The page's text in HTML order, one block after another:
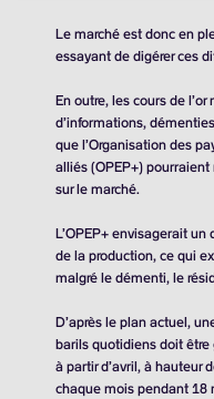
Le marché est donc en
essayant de digérer ces
En outre, les cours de
d’informations,
que l’Organisation des
alliés (OPEP+)
sur le marché.
L’OPEP+ envisagerait
de la production, ce qui
malgré le démenti, le
D’après le plan actuel,
barils quotidiens doit
à partir d’avril, à hauteur
chaque mois pendant 18